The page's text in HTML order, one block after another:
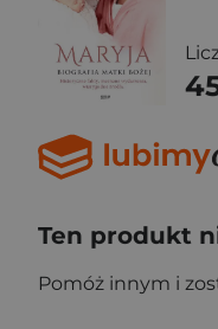
Ten produkt
Pomóż innym i